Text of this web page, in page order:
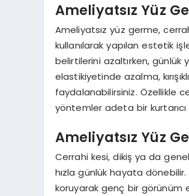
Ameliyatsız Yüz
Ameliyatsız yüz germe,
kullanılarak yapılan estetik
belirtilerini azaltırken, günlük
elastikiyetinde azalma,
faydalanabilirsiniz. Özellikle
yöntemler adeta bir kurtarıcı
Ameliyatsız Yüz
Cerrahi kesi, dikiş ya da
hızla günlük hayata dönebilir.
koruyarak genç bir görünüm